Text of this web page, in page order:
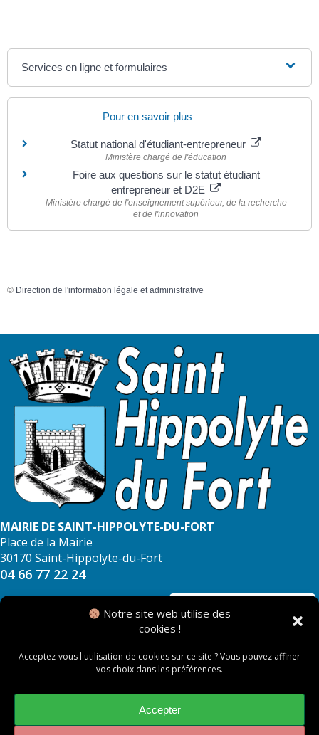
Notre site web utilise des
cookies !
Acceptez-vous l'utilisation de cookies sur ce site ? Vous pouvez affiner
vos choix dans les préférences.
Accepter
Services en ligne et formulaires
Pour en savoir plus
Statut national d'étudiant-entrepreneur
Ministère chargé de l'éducation
Foire aux questions sur le statut étudiant
entrepreneur et D2E
Ministère chargé de l'enseignement supérieur, de la recherche
et de l'innovation
© Direction de l'information légale et administrative
MAIRIE DE SAINT-HIPPOLYTE-DU-FORT
Place de la Mairie
30170 Saint-Hippolyte-du-Fort
04 66 77 22 24
NOUS CONTACTER
Mentions légales
Politique des cookies